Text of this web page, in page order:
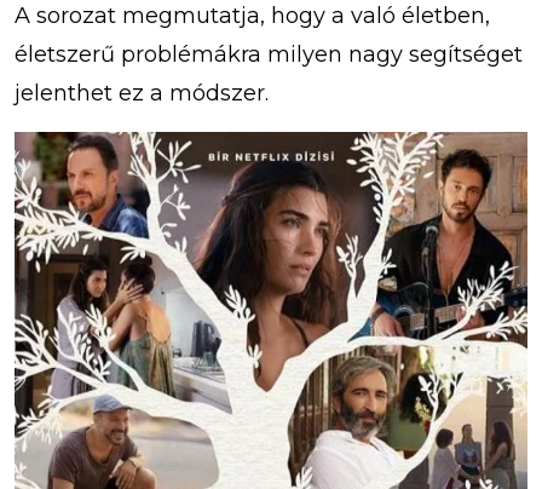
A sorozat megmutatja, hogy a való életben,
életszerű problémákra milyen nagy segítséget
jelenthet ez a módszer.